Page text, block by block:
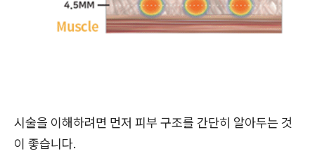
시술을 이해하려면 먼저 피부 구조를 간단히 알아두는 것
이 좋습니다.